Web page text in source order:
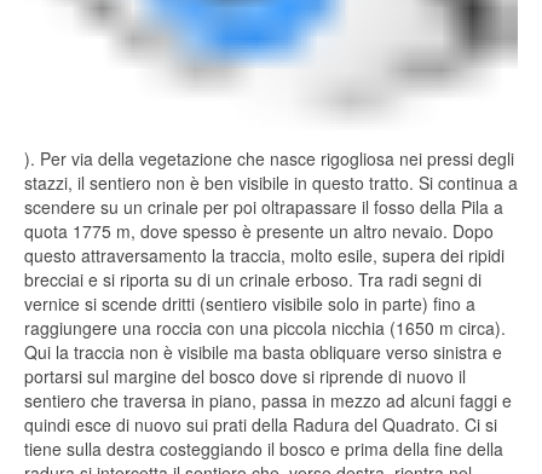
). Per via della vegetazione che nasce rigogliosa nei pressi degli
stazzi, il sentiero non è ben visibile in questo tratto. Si continua a
scendere su un crinale per poi oltrapassare il fosso della Pila a
quota 1775 m, dove spesso è presente un altro nevaio. Dopo
questo attraversamento la traccia, molto esile, supera dei ripidi
brecciai e si riporta su di un crinale erboso. Tra radi segni di
vernice si scende dritti (sentiero visibile solo in parte) fino a
raggiungere una roccia con una piccola nicchia (1650 m circa).
Qui la traccia non è visibile ma basta obliquare verso sinistra e
portarsi sul margine del bosco dove si riprende di nuovo il
sentiero che traversa in piano, passa in mezzo ad alcuni faggi e
quindi esce di nuovo sui prati della Radura del Quadrato. Ci si
tiene sulla destra costeggiando il bosco e prima della fine della